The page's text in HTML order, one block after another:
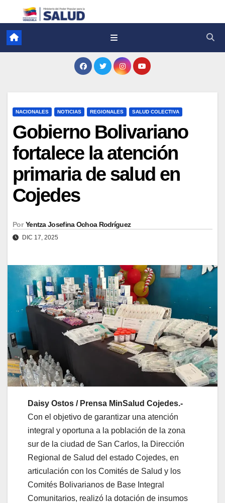
NACIONALES NOTICIAS REGIONALES SALUD COLECTIVA
Gobierno Bolivariano
fortalece la atención
primaria de salud en
Cojedes
Por Yentza Josefina Ochoa Rodríguez
DIC 17, 2025
Daisy Ostos / Prensa MinSalud Cojedes.-
Con el objetivo de garantizar una atención
integral y oportuna a la población de la zona
sur de la ciudad de San Carlos, la Dirección
Regional de Salud del estado Cojedes, en
articulación con los Comités de Salud y los
Comités Bolivarianos de Base Integral
Comunitarios, realizó la dotación de insumos